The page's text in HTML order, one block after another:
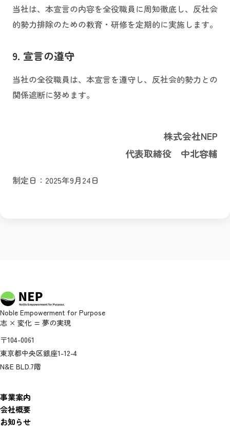
当社は、本宣言の内容を全役職員に周知徹底し、反社会
的勢力排除のための教育・研修を定期的に実施します。
9. 宣言の遵守
当社の全役職員は、本宣言を遵守し、反社会的勢力との
関係遮断に努めます。
株式会社NEP
代表取締役 中北容輔
制定日：2025年9月24日
Noble Empowerment for Purpose
志 × 変化 = 夢の実現
〒104-0061
東京都中央区銀座1-12-4
N&E BLD.7階
事業案内
会社概要
お知らせ